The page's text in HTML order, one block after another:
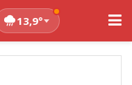
13,9°